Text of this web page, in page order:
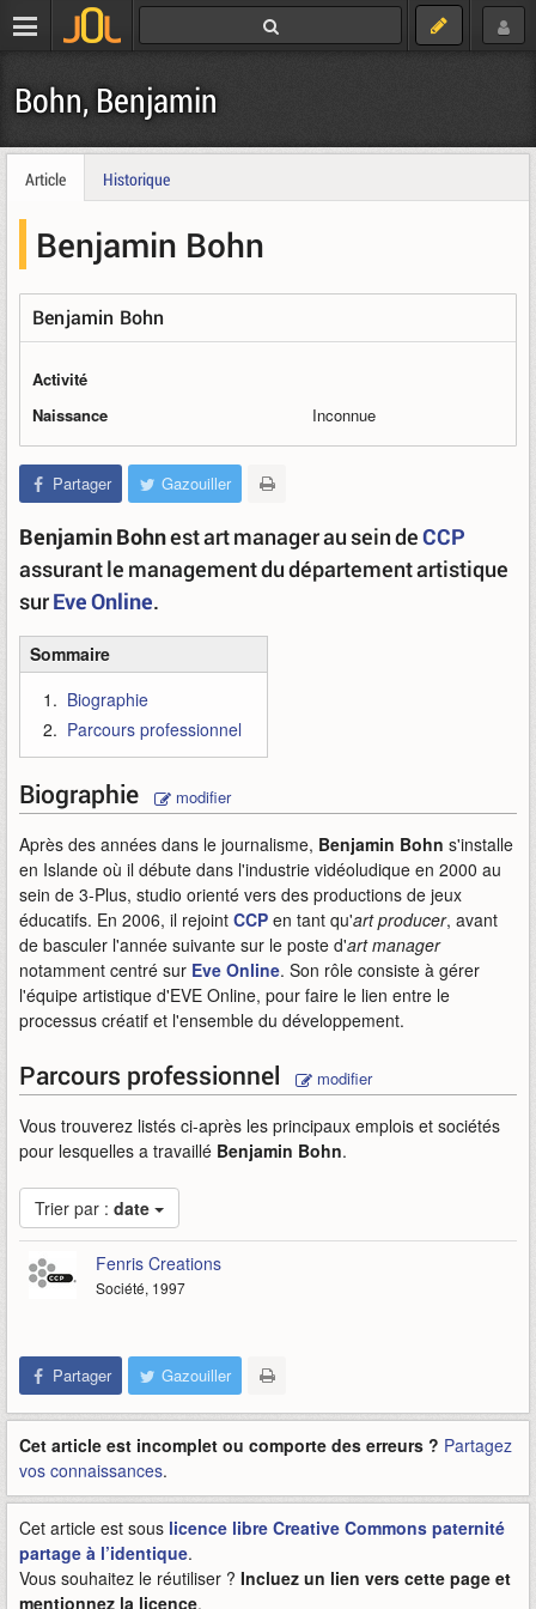
Bohn, Benjamin
Article Historique
Benjamin Bohn
Benjamin Bohn
Activité
Naissance
Inconnue
Partager Gazouiller
Benjamin Bohnest art manager au sein deCCP
assurant le management du département artistique
surEve Online.
Sommaire
Biographie
Parcours professionnel
Biographie modifier
Après des années dans le journalisme, Benjamin Bohn s'installe
en Islande où il débute dans l'industrie vidéoludique en 2000 au
sein de 3-Plus, studio orienté vers des productions de jeux
éducatifs. En 2006, il rejoint CCP en tant qu'art producer, avant
de basculer l'année suivante sur le poste d'art manager
notamment centré sur Eve Online. Son rôle consiste à gérer
l'équipe artistique d'EVE Online, pour faire le lien entre le
processus créatif et l'ensemble du développement.
Parcours professionnel modifier
Vous trouverez listés ci-après les principaux emplois et sociétés
pour lesquelles a travaillé Benjamin Bohn.
Trier par : date
Fenris Creations
Société, 1997
Partager Gazouiller
Cet article est incomplet ou comporte des erreurs ? Partagez
vos connaissances.
Cet article est sous licence libre Creative Commons paternité
partage à l’identique.
Vous souhaitez le réutiliser ? Incluez un lien vers cette page et
mentionnez la licence.